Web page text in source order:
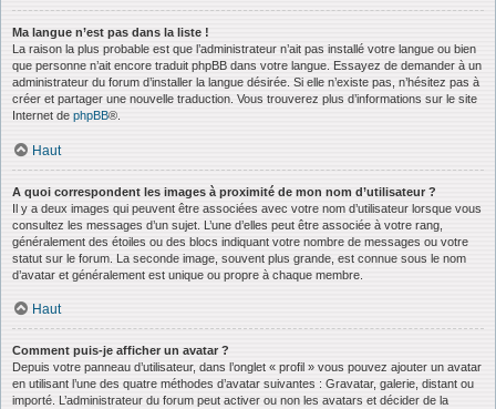
Ma langue n’est pas dans la liste !
La raison la plus probable est que l’administrateur n’ait pas installé votre langue ou bien
que personne n’ait encore traduit phpBB dans votre langue. Essayez de demander à un
administrateur du forum d’installer la langue désirée. Si elle n’existe pas, n’hésitez pas à
créer et partager une nouvelle traduction. Vous trouverez plus d’informations sur le site
Internet de phpBB®.
Haut
A quoi correspondent les images à proximité de mon nom d’utilisateur ?
Il y a deux images qui peuvent être associées avec votre nom d’utilisateur lorsque vous
consultez les messages d’un sujet. L’une d’elles peut être associée à votre rang,
généralement des étoiles ou des blocs indiquant votre nombre de messages ou votre
statut sur le forum. La seconde image, souvent plus grande, est connue sous le nom
d’avatar et généralement est unique ou propre à chaque membre.
Haut
Comment puis-je afficher un avatar ?
Depuis votre panneau d’utilisateur, dans l’onglet « profil » vous pouvez ajouter un avatar
en utilisant l’une des quatre méthodes d’avatar suivantes : Gravatar, galerie, distant ou
importé. L’administrateur du forum peut activer ou non les avatars et décider de la